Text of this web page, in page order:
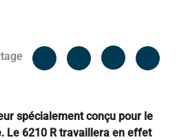
Facebook
spécialement conçu pour le
Le 6210 R travaillera en effet